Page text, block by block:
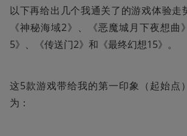
以下再给出几个我通关了的游戏体验走
《神秘海域2》、《恶魔城月下夜想曲
5》、《传送门2》和《最终幻想15》。
这5款游戏带给我的第一印象（起始点
为：